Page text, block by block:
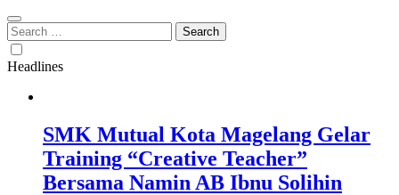
Search
for:
Headlines
SMK Mutual Kota Magelang Gelar
Training “Creative Teacher”
Bersama Namin AB Ibnu Solihin